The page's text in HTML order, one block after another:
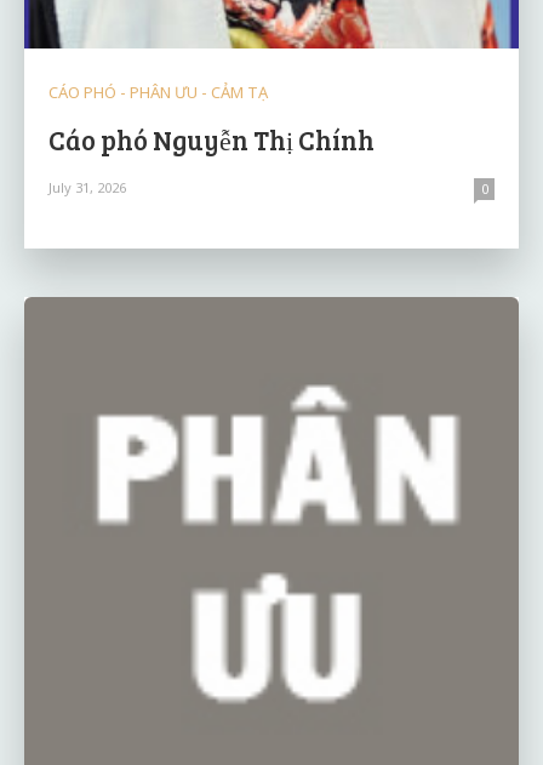
CÁO PHÓ - PHÂN ƯU - CẢM TẠ
Cáo phó Nguyễn Thị Chính
July 31, 2026 0